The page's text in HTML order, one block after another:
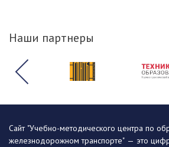
Наши партнеры
Сайт "Учебно-методического центра по
железнодорожном транспорте" — это